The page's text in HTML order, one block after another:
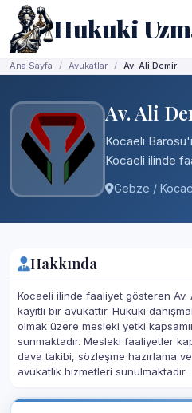
Hukuki
Ana Sayfa Avukatlar Av. Ali Demir
Av. Ali
Kocaeli
Kocaeli ilinde
Gebze /
Hakkında
Kocaeli ilinde faaliyet gösteren Av.
kayıtlı bir avukattır. Hukuki
olmak üzere mesleki yetki
sunmaktadır. Mesleki faaliyetler
dava takibi, sözleşme hazırlama
avukatlık hizmetleri sunulmaktadır.